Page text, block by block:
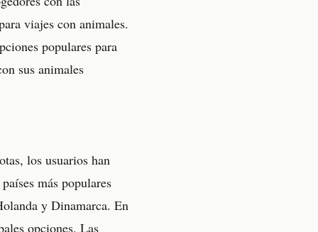
viajes con animales.
populares para
sus animales
los usuarios han
más populares
y Dinamarca. En
opciones. Las